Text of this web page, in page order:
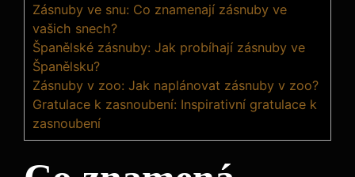
Zásnuby ve snu: Co znamenají zásnuby ve
vašich snech?
Španělské zásnuby: Jak probíhají zásnuby ve
Španělsku?
Zásnuby v zoo: Jak naplánovat zásnuby v zoo?
Gratulace k zasnoubení: Inspirativní gratulace k
zasnoubení